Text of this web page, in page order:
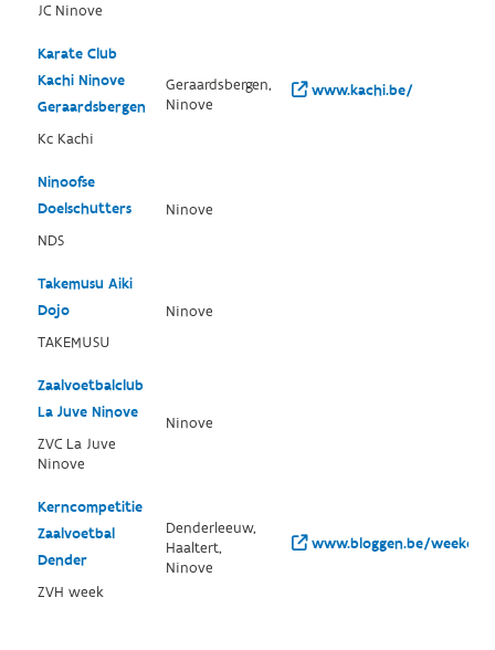
JC Ninove
Karate Club
Kachi Ninove
Geraardsbergen
Kc Kachi
Geraardsbergen,
Ninove
www.kachi.be/
Ninoofse
Doelschutters
NDS
Ninove
Takemusu Aiki
Dojo
TAKEMUSU
Ninove
Zaalvoetbalclub
La Juve Ninove
ZVC La Juve
Ninove
Ninove
Kerncompetitie
Zaalvoetbal
Dender
ZVH week
Denderleeuw,
Haaltert,
Ninove
www.bloggen.be/